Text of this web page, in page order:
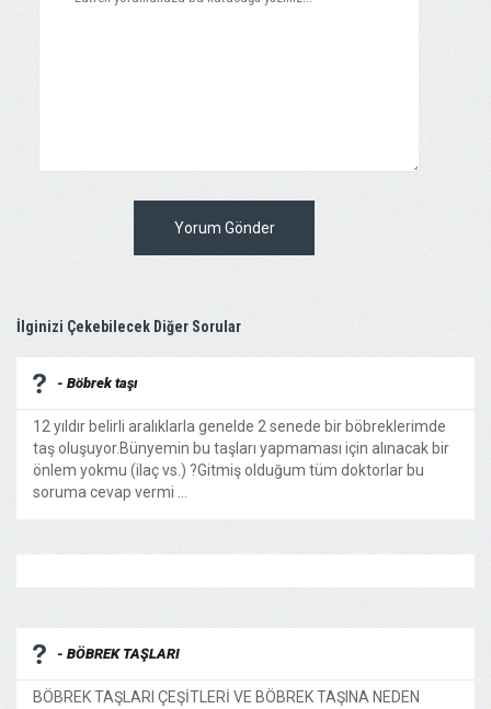
Yorum Gönder
İlginizi Çekebilecek Diğer Sorular
- Böbrek taşı
12 yıldır belirli aralıklarla genelde 2 senede bir böbreklerimde
taş oluşuyor.Bünyemin bu taşları yapmaması için alınacak bir
önlem yokmu (ilaç vs.) ?Gitmiş olduğum tüm doktorlar bu
soruma cevap vermi ...
- BÖBREK TAŞLARI
BÖBREK TAŞLARI ÇEŞİTLERİ VE BÖBREK TAŞINA NEDEN